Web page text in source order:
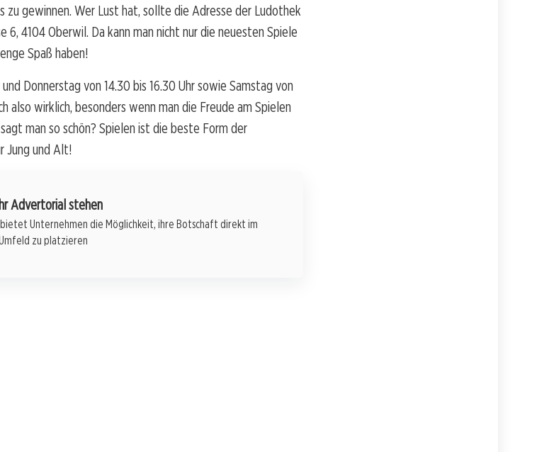
zu gewinnen. Wer Lust hat, sollte die Adresse der Ludothek
4104 Oberwil. Da kann man nicht nur die neuesten Spiele
Spaß haben!
Donnerstag von 14.30 bis 16.30 Uhr sowie Samstag von
also wirklich, besonders wenn man die Freude am Spielen
man so schön? Spielen ist die beste Form der
Jung und Alt!
Advertorial stehen
Unternehmen die Möglichkeit, ihre Botschaft direkt im
zu platzieren